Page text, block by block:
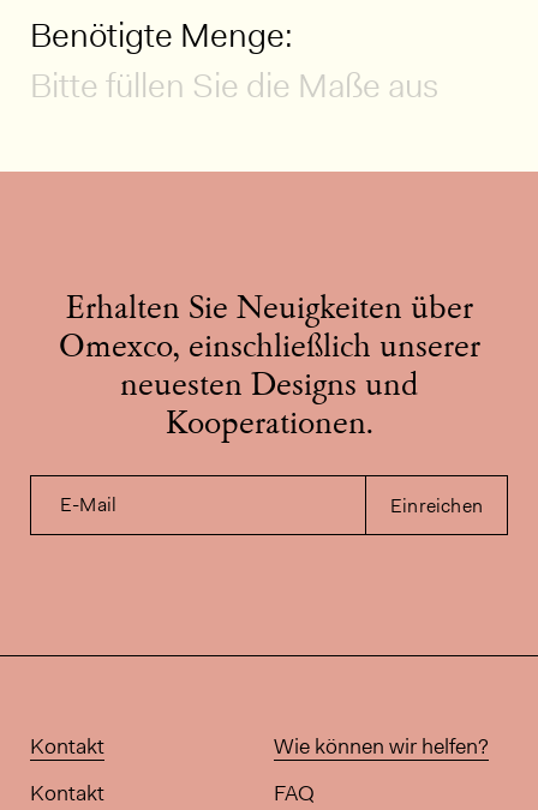
Benötigte Menge:
Bitte füllen Sie die Maße aus
Erhalten Sie Neuigkeiten über
Omexco, einschließlich unserer
neuesten Designs und
Kooperationen.
E-Mail Einreichen
Kontakt
Kontakt
Wie können wir helfen?
FAQ